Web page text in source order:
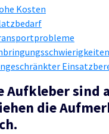
Kosten
Aufkleber sind
die